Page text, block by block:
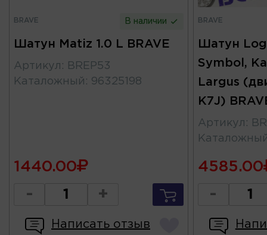
BRAVE В наличии
Шатун Matiz 1.0 L BRAVE
Артикул :
BREP53
Каталожный : 96325198
1440.00
- +
Написать отзыв
BRAVE
Шатун
Symbol,
Largus
K7J)
Артикул :
4585.00
-